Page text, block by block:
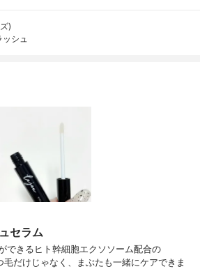
)
ッシュ
セラム
できるヒト幹細胞エクソソーム配合の
だけじゃなく、まぶたも一緒にケアできま